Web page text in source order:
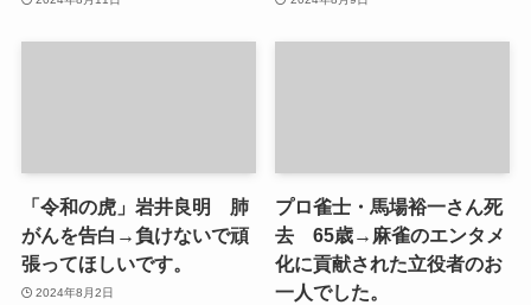
「令和の虎」岩井良明 肺
がんを告白→負けないで頑
張ってほしいです。
2024年8月2日
プロ雀士・馬場裕一さん死
去 65歳→麻雀のエンタメ
化に貢献された立役者のお
一人でした。